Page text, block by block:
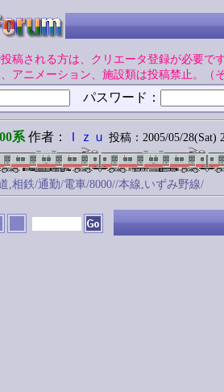
稿される方は、クリエータ登録が必要で
アニメーション、施設類は投稿禁止。（
パスワード：
系 作者： Ｉｚｕ 投稿：2005/05/28(Sat)
,相鉄/通勤/電車/8000//本線,いずみ野線/